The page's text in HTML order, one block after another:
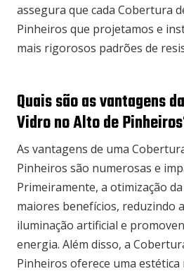
assegura que cada Cobertura
Pinheiros que projetamos e
mais rigorosos padrões de
Quais são as vantagens
Vidro no Alto de
As vantagens de uma
Pinheiros são numerosas e
Primeiramente, a otimização
maiores benefícios, reduzindo
iluminação artificial e
energia. Além disso, a
Pinheiros oferece uma estética